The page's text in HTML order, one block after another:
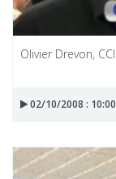
Olivier Drevon,
02/10/2008 :